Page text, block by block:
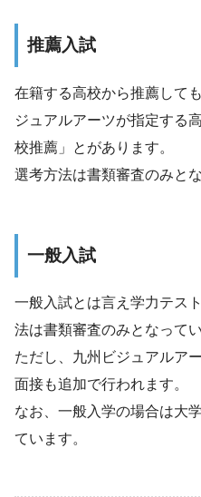
推薦入試
在籍する高校から推薦して
ジュアルアーツが指定する
校推薦」とがあります。
選考方法は書類審査のみと
一般入試
一般入試とは言え学力テス
法は書類審査のみとなってい
ただし、九州ビジュアルア
面接も追加で行われます。
なお、一般入学の場合は大
ています。